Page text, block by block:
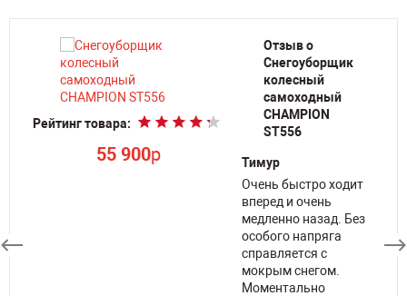
Рейтинг товара:
55 900p
Отзыв о
Снегоуборщик
колесный
самоходный
CHAMPION
ST556
Тимур
Очень быстро ходит
вперед и очень
медленно назад. Без
особого напряга
справляется с
мокрым снегом.
Моментально